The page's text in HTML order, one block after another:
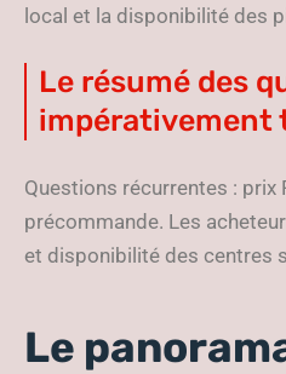
local et la disponibilité des
Le résumé des
impérativement
Questions récurrentes : prix
précommande. Les
et disponibilité des centres
Le